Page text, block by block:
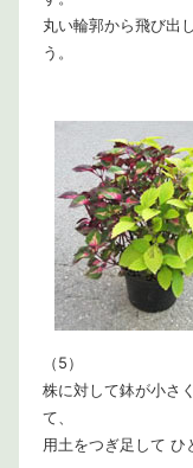
丸い輪郭から飛び出
う。
（5）
株に対して鉢が小さ
て、
用土をつぎ足して ひ